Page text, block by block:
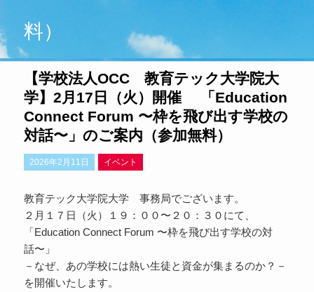
料）
【学校法人OCC 教育テック大学院大
学】2月17日（火）開催 「Education
Connect Forum 〜枠を飛び出す学校の
対話〜」のご案内（参加無料）
2026年2月11日 イベント
教育テック大学院大学 事務局でございます。
２月１７日（火）１９：００〜２０：３０にて、
「Education Connect Forum 〜枠を飛び出す学校の対
話〜」
－なぜ、あの学校には熱い生徒と資金が集まるのか？－
を開催いたします。